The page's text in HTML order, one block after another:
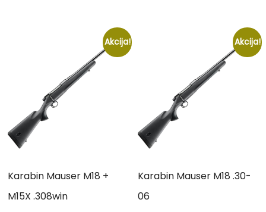
Akcija!
Karabin Mauser M18 +
M15X .308win
Akcija!
Karabin Mauser M18 .30-
06